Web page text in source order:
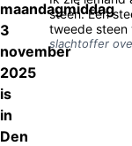
maandagmiddag
3
november
2025
is
in
Den
steen. Eén
tweede steen
slachtoffer